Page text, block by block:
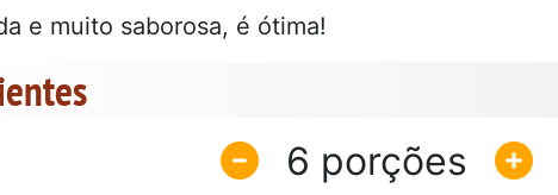
e muito saborosa, é ótima!
6